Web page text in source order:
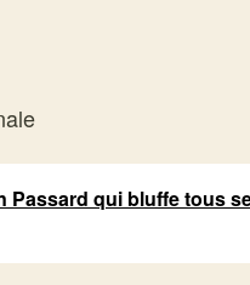
Passard qui bluffe tous